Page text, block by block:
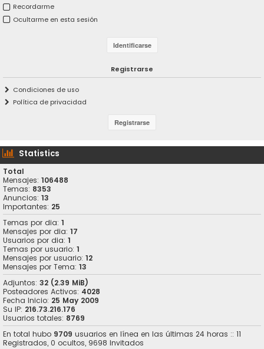
Recordarme
Ocultarme en esta sesión
Registrarse
Condiciones de uso
Política de privacidad
Statistics
Total
Mensajes: 106488
Temas: 8353
Anuncios: 13
Importantes: 25
Temas por dia: 1
Mensajes por dia: 17
Usuarios por dia: 1
Temas por usuario: 1
Mensajes por usuario: 12
Mensajes por Tema: 13
Adjuntos: 32 (2.39 MiB)
Posteadores Activos: 4028
Fecha Inicio: 25 May 2009
Su IP: 216.73.216.176
Usuarios totales: 8769
En total hubo 9709 usuarios en línea en las últimas 24 horas :: 11
Registrados, 0 ocultos, 9698 Invitados